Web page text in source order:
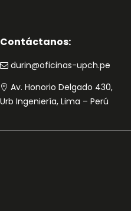
Contáctanos:
durin@oficinas-upch.pe
Av. Honorio Delgado 430,
Urb Ingeniería, Lima – Perú